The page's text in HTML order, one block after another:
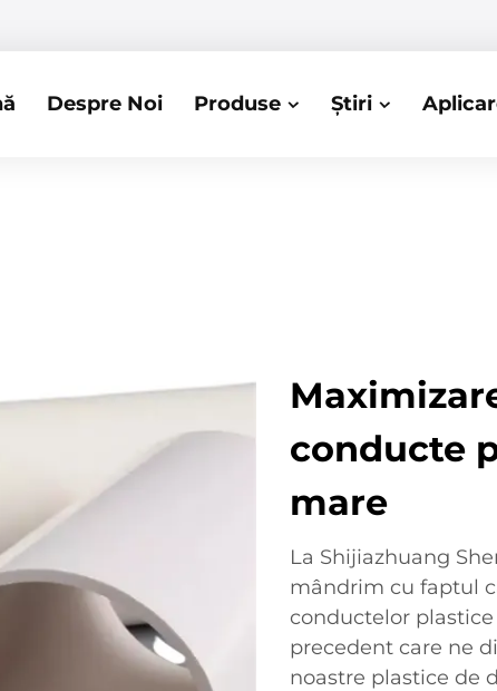
Despre Noi Produse Știri
conducte
mare
La Shijiazhuang
mândrim cu faptul
conductelor
precedent care ne
noastre plastice de